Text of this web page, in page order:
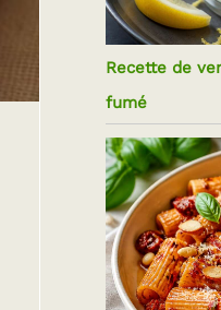
Recette de
fumé